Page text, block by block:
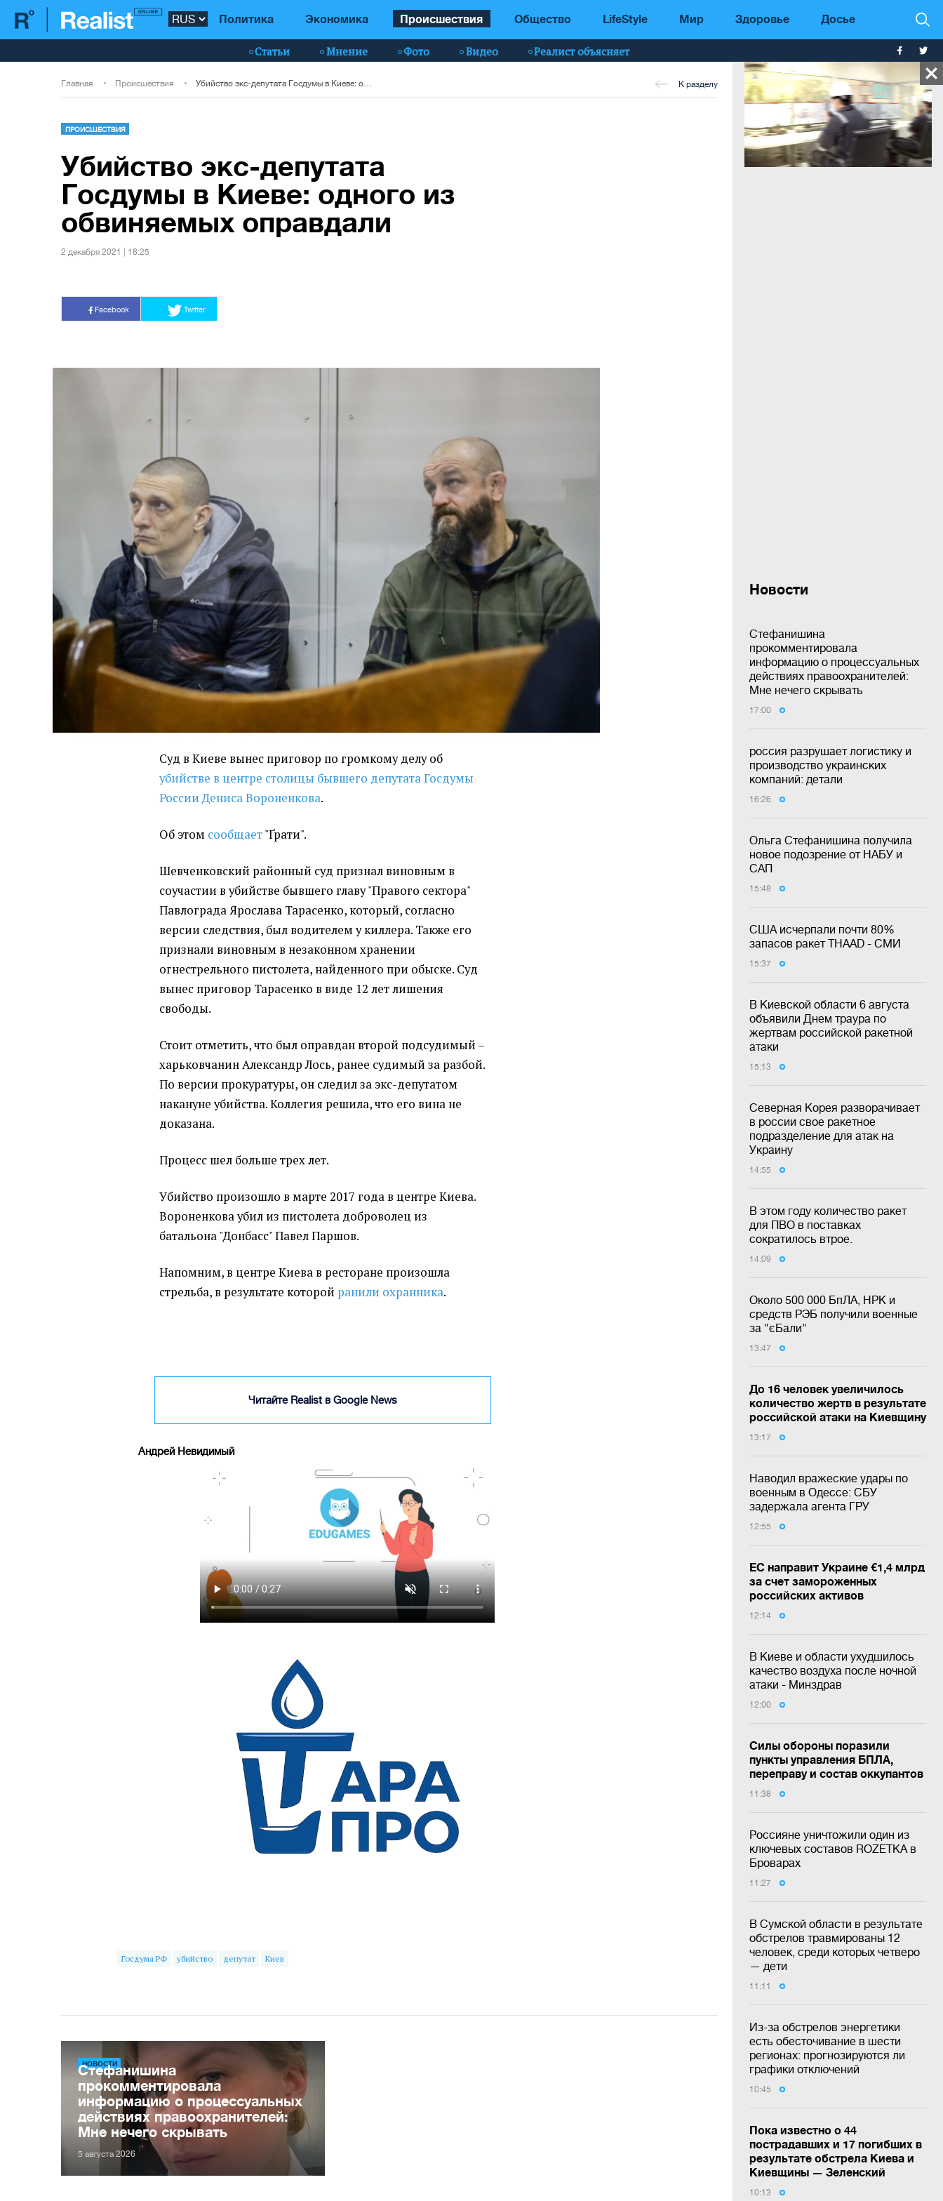
Политика Экономика Происшествия Общество LifeStyle Мир Здоровье Досье
Статьи Мнение Фото Видео Реалист объясняет
Новости
Стефанишина
прокомментировала
информацию о процессуальных
действиях правоохранителей:
Мне нечего скрывать
17:00
россия разрушает логистику и
производство украинских
компаний: детали
16:26
Ольга Стефанишина получила
новое подозрение от НАБУ и
САП
15:48
США исчерпали почти 80%
запасов ракет THAAD - СМИ
15:37
В Киевской области 6 августа
объявили Днем траура по
жертвам российской ракетной
атаки
15:13
Северная Корея разворачивает
в россии свое ракетное
подразделение для атак на
Украину
14:55
В этом году количество ракет
для ПВО в поставках
сократилось втрое.
14:09
Около 500 000 БпЛА, НРК и
средств РЭБ получили военные
за "єБали"
13:47
До 16 человек увеличилось
количество жертв в результате
российской атаки на Киевщину
13:17
Наводил вражеские удары по
военным в Одессе: СБУ
задержала агента ГРУ
12:55
ЕС направит Украине €1,4 млрд
за счет замороженных
российских активов
12:14
В Киеве и области ухудшилось
качество воздуха после ночной
атаки - Минздрав
12:00
Силы обороны поразили
пункты управления БПЛА,
переправу и состав оккупантов
11:38
Россияне уничтожили один из
ключевых составов ROZETKA в
Броварах
11:27
В Сумской области в результате
обстрелов травмированы 12
человек, среди которых четверо
— дети
11:11
Из-за обстрелов энергетики
есть обесточивание в шести
регионах: прогнозируются ли
графики отключений
10:45
Пока известно о 44
пострадавших и 17 погибших в
результате обстрела Киева и
Киевщины — Зеленский
10:13
Главная Происшествия К разделу
ПРОИСШЕСТВИЯ
Убийство экс-депутата
Госдумы в Киеве: одного из
обвиняемых оправдали
2 декабря 2021 | 18:25
Facebook Twitter
Суд в Киеве вынес приговор по громкому делу об
убийстве в центре столицы бывшего депутата Госдумы
России Дениса Вороненкова.
Об этом сообщает"Ґрати".
Шевченковский районный суд признал виновным в
соучастии в убийстве бывшего главу "Правого сектора"
Павлограда Ярослава Тарасенко, который, согласно
версии следствия, был водителем у киллера. Также его
признали виновным в незаконном хранении
огнестрельного пистолета, найденного при обыске. Суд
вынес приговор Тарасенко в виде 12 лет лишения
свободы.
Стоит отметить, что был оправдан второй подсудимый –
харьковчанин Александр Лось, ранее судимый за разбой.
По версии прокуратуры, он следил за экс-депутатом
накануне убийства. Коллегия решила, что его вина не
доказана.
Процесс шел больше трех лет.
Убийство произошло в марте 2017 года в центре Киева.
Вороненкова убил из пистолета доброволец из
батальона "Донбасс" Павел Паршов.
Напомним, в центре Киева в ресторане произошла
стрельба, в результате которой ранили охранника.
Читайте Realist в Google News
Андрей Невидимый
Госдума РФ убийство депутат Киев
НОВОСТИ
Стефанишина
прокомментировала
информацию о процессуальных
действиях правоохранителей:
Мне нечего скрывать
5 августа 2026